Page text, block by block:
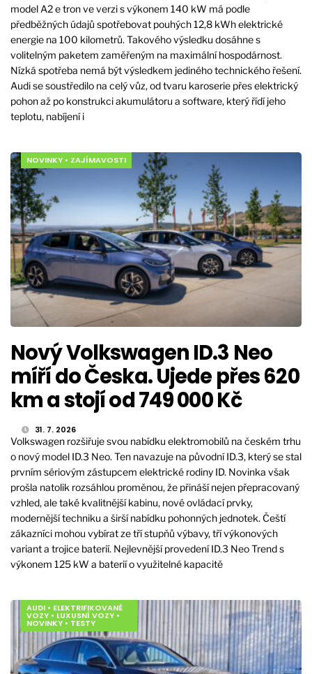
model A2 e tron ve verzi s výkonem 140 kW má podle
předběžných údajů spotřebovat pouhých 12,8 kWh elektrické
energie na 100 kilometrů. Takového výsledku dosáhne s
volitelným paketem zaměřeným na maximální hospodárnost.
Nízká spotřeba nemá být výsledkem jediného technického řešení.
Audi se soustředilo na celý vůz, od tvaru karoserie přes elektrický
pohon až po konstrukci akumulátoru a software, který řídí jeho
teplotu, nabíjení i
NOVINKY • ZAJÍMAVOSTI
Nový Volkswagen ID.3 Neo
míří do Česka. Ujede přes 620
km a stojí od 749 000 Kč
31. 7. 2026
Volkswagen rozšiřuje svou nabídku elektromobilů na českém trhu
o nový model ID.3 Neo. Ten navazuje na původní ID.3, který se stal
prvním sériovým zástupcem elektrické rodiny ID. Novinka však
prošla natolik rozsáhlou proměnou, že přináší nejen přepracovaný
vzhled, ale také kvalitnější kabinu, nové ovládací prvky,
modernější techniku a širší nabídku pohonných jednotek. Čeští
zákazníci mohou vybírat ze tří stupňů výbavy, tří výkonových
variant a trojice baterií. Nejlevnější provedení ID.3 Neo Trend s
výkonem 125 kW a baterií o využitelné kapacitě
AUDI • ELEKTRIFIKOVANÉ
VOZY • LUXUSNÍ VOZY •
NOVINKY • TESTY